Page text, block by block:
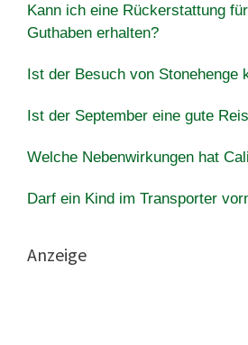
Kann ich eine Rückerstattung
Guthaben erhalten?
Ist der Besuch von Stonehenge
Ist der September eine gute
Welche Nebenwirkungen hat
Darf ein Kind im Transporter
Anzeige